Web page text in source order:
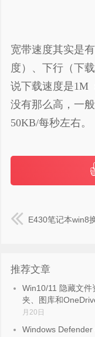
宽带速度其实是
度）、下行（下
说下载速度是1M
没有那么高，一
50KB/每秒左右。
E430笔记本win8换装win7设置方法BIOS磁盘模式 不然会蓝屏或无法
推荐文章
Win10/11 隐藏文
夹、图库和
月20日
Windows